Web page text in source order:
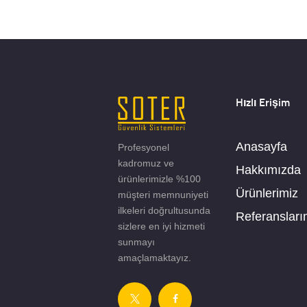
Profesyonel
kadromuz ve
ürünlerimizle %100
müşteri memnuniyeti
ilkeleri doğrultusunda
sizlere en iyi hizmeti
sunmayı
amaçlamaktayız.
Hızlı Erişim
Anasayfa
Hakkımızda
Ürünlerimiz